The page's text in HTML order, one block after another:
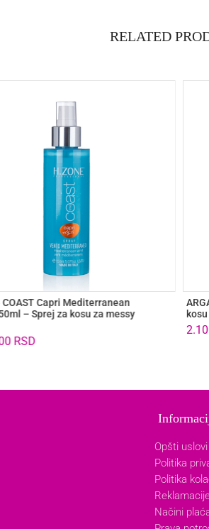
RELATED
COAST Capri Mediterranean
– Sprej za kosu za messy
RSD
Opšti uslovi
Politika
Politika
Načini